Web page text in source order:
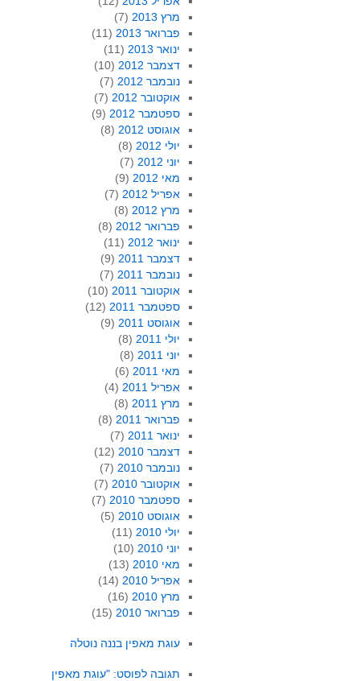
מרץ 2013
(7)
פברואר 2013
(11)
ינואר 2013
(11)
דצמבר 2012
(10)
נובמבר 2012
(7)
אוקטובר 2012
(7)
ספטמבר 2012
(9)
אוגוסט 2012
(8)
יולי 2012
(8)
יוני 2012
(7)
מאי 2012
(9)
אפריל 2012
(7)
מרץ 2012
(8)
פברואר 2012
(8)
ינואר 2012
(11)
דצמבר 2011
(9)
נובמבר 2011
(7)
אוקטובר 2011
(10)
ספטמבר 2011
(12)
אוגוסט 2011
(9)
יולי 2011
(8)
יוני 2011
(8)
מאי 2011
(6)
אפריל 2011
(4)
מרץ 2011
(8)
פברואר 2011
(8)
ינואר 2011
(7)
דצמבר 2010
(12)
נובמבר 2010
(7)
אוקטובר 2010
(7)
ספטמבר 2010
(7)
אוגוסט 2010
(5)
יולי 2010
(11)
יוני 2010
(10)
מאי 2010
(13)
אפריל 2010
(14)
מרץ 2010
(16)
פברואר 2010
(15)
עוגת מאפין בננה נוטלה
תגובה לפוסט: "עוגת מאפין